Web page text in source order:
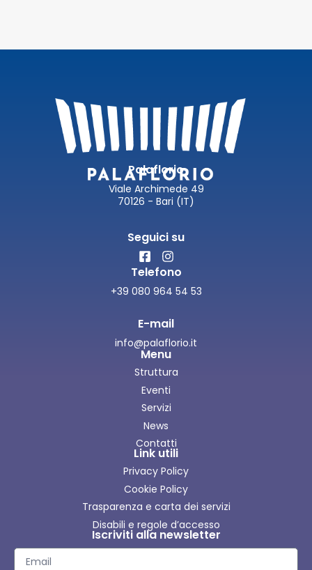
Palaflorio
Viale Archimede 49
70126 - Bari (IT)
Seguici su
Telefono
+39 080 964 54 53
E-mail
info@palaflorio.it
Menu
Struttura
Eventi
Servizi
News
Contatti
Link utili
Privacy Policy
Cookie Policy
Trasparenza e carta dei servizi
Disabili e regole d’accesso
Iscriviti alla newsletter